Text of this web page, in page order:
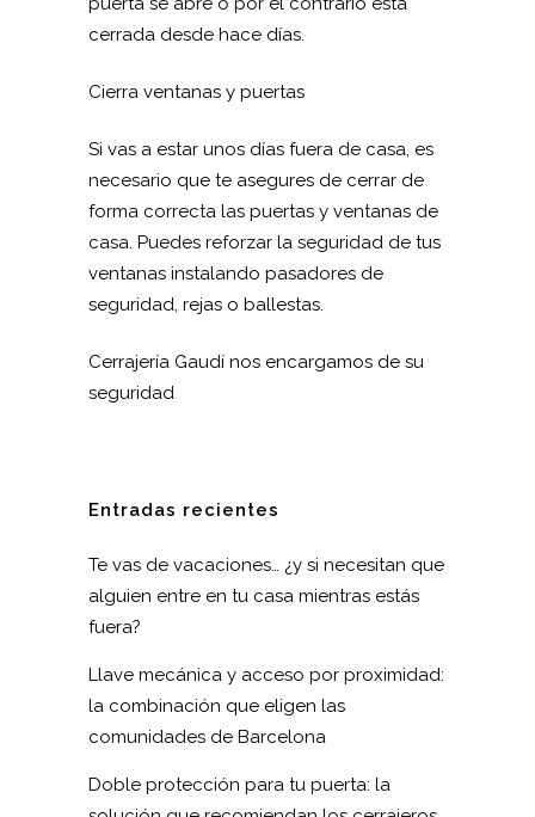
cerrada desde hace días.
Cierra ventanas y puertas
Si vas a estar unos días fuera de casa, es
necesario que te asegures de cerrar de
forma correcta las puertas y ventanas de
casa. Puedes reforzar la seguridad de tus
ventanas instalando pasadores de
seguridad, rejas o ballestas.
Cerrajería Gaudí nos encargamos de su
seguridad
Entradas recientes
Te vas de vacaciones… ¿y si necesitan que
alguien entre en tu casa mientras estás
fuera?
Llave mecánica y acceso por proximidad:
la combinación que eligen las
comunidades de Barcelona
Doble protección para tu puerta: la